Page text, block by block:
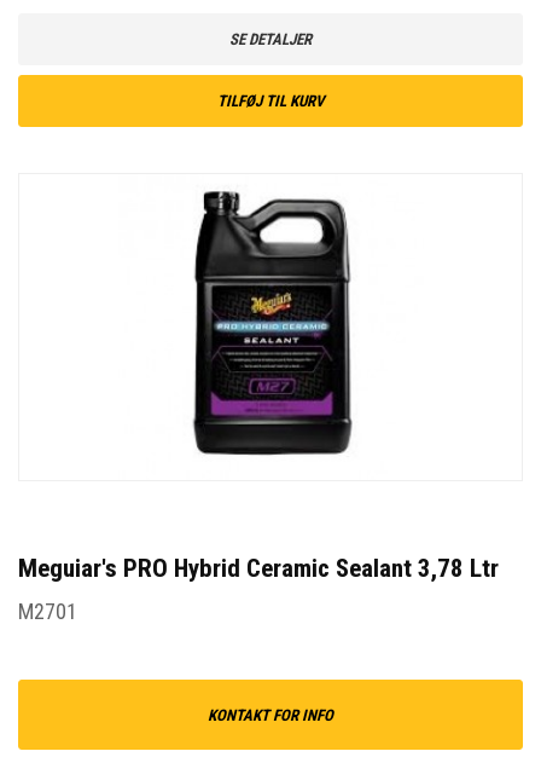
SE DETALJER
TILFØJ TIL KURV
Meguiar's PRO Hybrid Ceramic Sealant 3,78 Ltr
M2701
KONTAKT FOR INFO